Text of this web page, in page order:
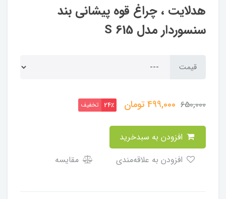
هدلایت ، چراغ قوه پیشانی بند
سنسوردار مدل 615 S
قیمت
650,000
499,000تومان 24٪ تخفیف
مقایسه